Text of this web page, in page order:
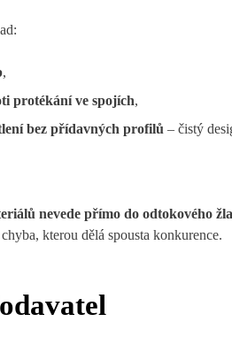
,
protékání ve spojích,
bez přídavných profilů – čistý
nevede přímo do odtokového
kterou dělá spousta konkurence.